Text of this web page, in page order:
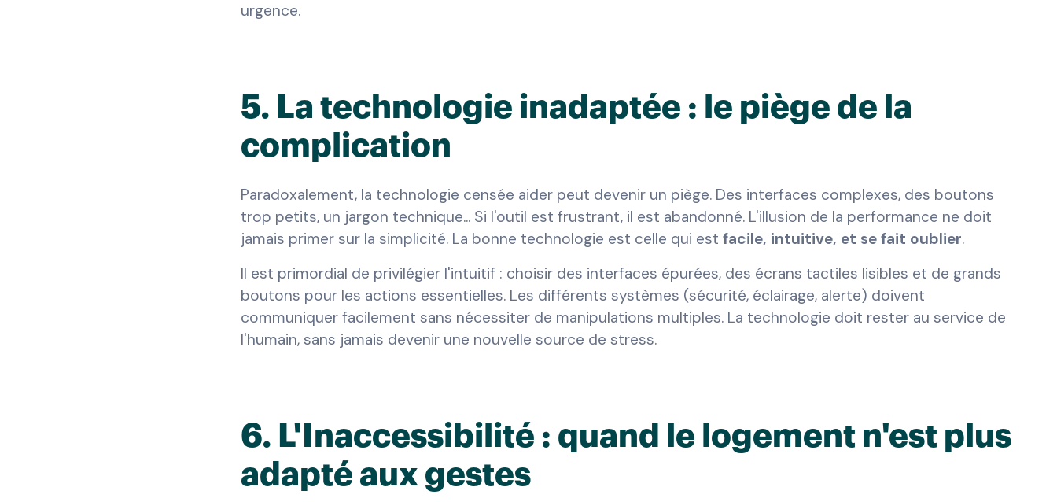
urgence.
5. La technologie inadaptée : le piège de la
complication
Paradoxalement, la technologie censée aider peut devenir un piège. Des interfaces complexes, des boutons
trop petits, un jargon technique... Si l'outil est frustrant, il est abandonné. L'illusion de la performance ne doit
jamais primer sur la simplicité. La bonne technologie est celle qui est facile, intuitive, et se fait oublier.
Il est primordial de privilégier l'intuitif : choisir des interfaces épurées, des écrans tactiles lisibles et de grands
boutons pour les actions essentielles. Les différents systèmes (sécurité, éclairage, alerte) doivent
communiquer facilement sans nécessiter de manipulations multiples. La technologie doit rester au service de
l'humain, sans jamais devenir une nouvelle source de stress.
6. L'Inaccessibilité : quand le logement n'est plus
adapté aux gestes